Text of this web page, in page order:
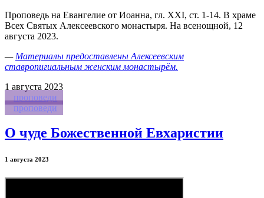
Проповедь на Евангелие от Иоанна, гл. XXI, ст. 1-14. В храме
Всех Святых Алексеевского монастыря. На всенощной, 12
августа 2023.
— Материалы предоставлены Алексеевским
ставропигиальным женским монастырём.
1 августа 2023
проповеди
проповеди
О чуде Божественной Евхаристии
1 августа 2023